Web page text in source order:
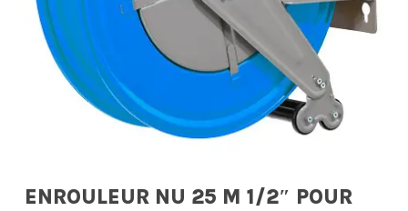
ENROULEUR NU 25 M 1/2″ POUR